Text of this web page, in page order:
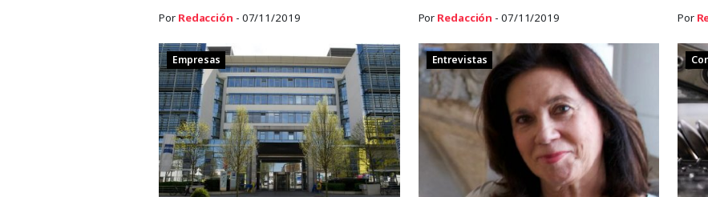
Por Redacción - 07/11/2019 Por Redacción - 07/11/2019 Por
Empresas Entrevistas